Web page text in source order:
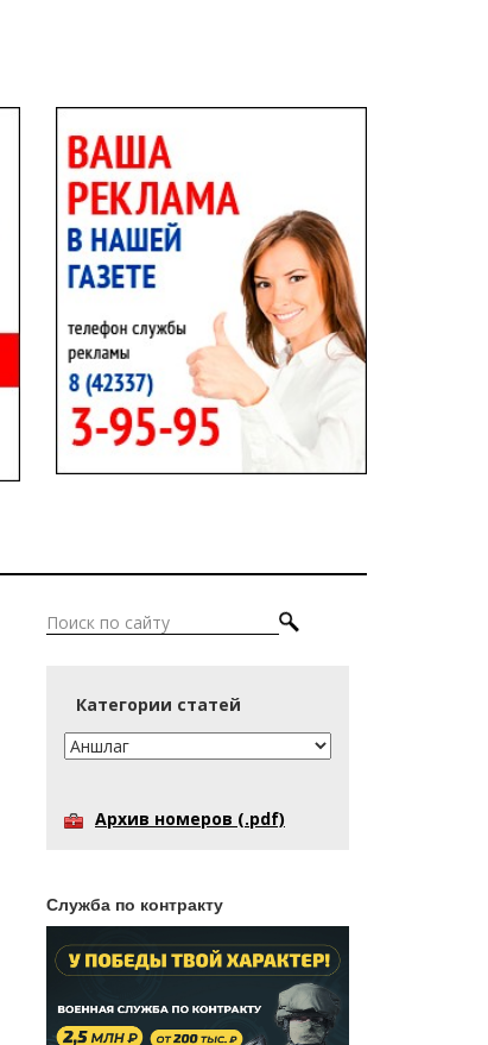
Категории статей
Архив номеров (.pdf)
Служба по контракту